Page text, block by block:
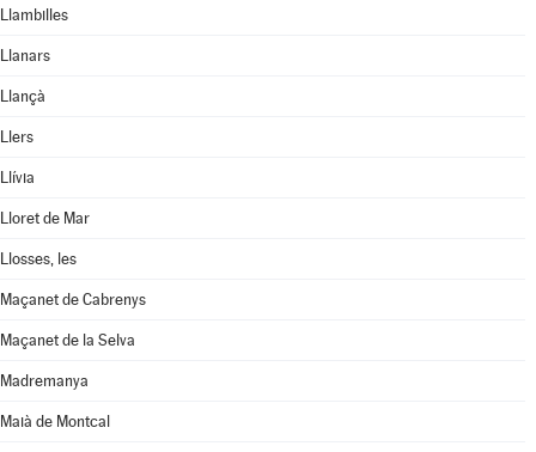
Llambilles
Llanars
Llançà
Llers
Llívia
Lloret de Mar
Llosses, les
Maçanet de Cabrenys
Maçanet de la Selva
Madremanya
Maià de Montcal